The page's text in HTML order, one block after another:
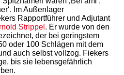
Im Außenlager
Rapportführer und Adjutant
Strippel . Er wurde von den
der bei geringstem
oder 100 Schlägen mit dem
auch selbst vollzog. Fiekers
bis sie lebensgefährlich